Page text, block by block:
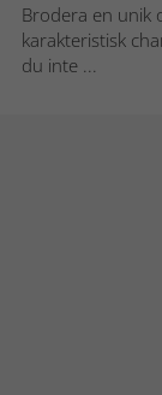
Brodera en unik
karakteristisk
du inte ...